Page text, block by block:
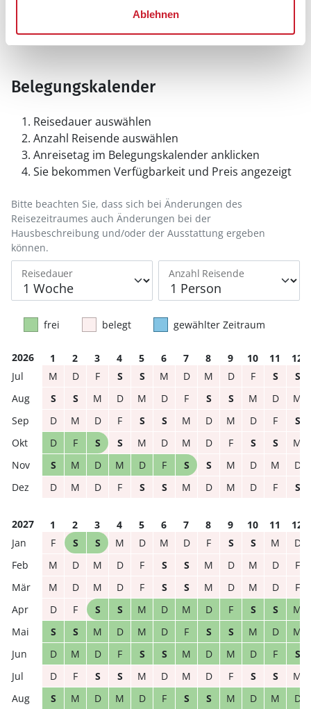
Ablehnen
Belegungskalender
Reisedauer auswählen
Anzahl Reisende auswählen
Anreisetag im Belegungskalender anklicken
Sie bekommen Verfügbarkeit und Preis angezeigt
Reisedauer Anzahl Reisende
Bitte beachten Sie, dass sich bei Änderungen des
Reisezeitraumes auch Änderungen bei der
Hausbeschreibung und/oder der Ausstattung ergeben
können.
frei belegt gewählter Zeitraum
2026 1 2 3 4 5 6 7 8 9 10 11
12
M
D F S S M D M D F S
S
S
S M D M D F S S M D
M
D
M D F S S M D M D F
S
D
F S S M D M D F S S
M
S
M D M D F S S M D M
D
D
M D F S S M D M D F S
2027 1 2 3 4 5 6 7 8 9 10 11
12
F
S S M D M D F S S M
D
M
D M D F S S M D M D
F
M
D M D F S S M D M D
F
D
F S S M D M D F S S
M
S
S M D M D F S S M D
M
D
M D F S S M D M D F
S
D
F S S M D M D F S S
M
S
M D M D F S S M D M D